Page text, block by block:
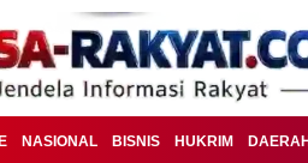
NASIONAL BISNIS HUKRIM DAERAH